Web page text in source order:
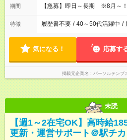
期間 【急募】即日～長期 ※8月～！
特徴 履歴書不要 / 40～50代活躍中 /
気になる！ 応募す
掲載元企業名 パーソルテンプ
未読
【週1～2在宅OK】高時給
更新・運営サポート＠駅チカ